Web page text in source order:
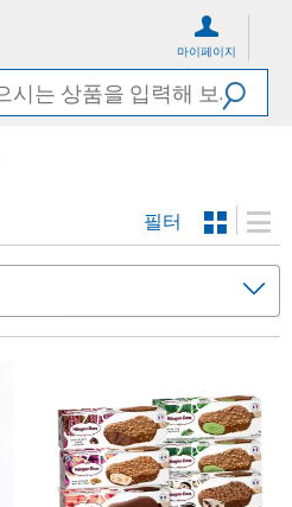
마이페이지
필터